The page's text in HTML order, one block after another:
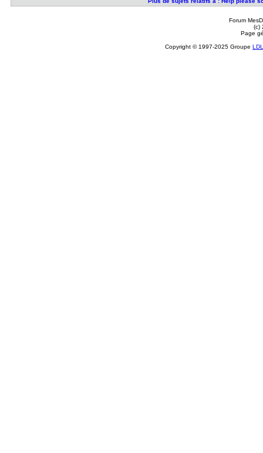
Forum
(c)
Page
Copyright © 1997-2025 Groupe